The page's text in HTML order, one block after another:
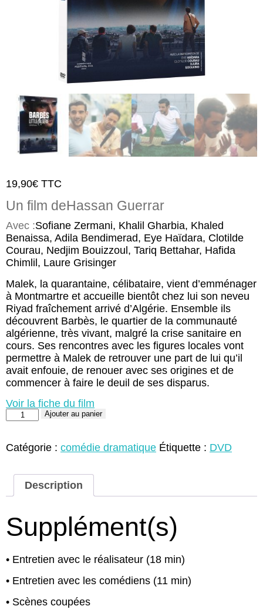
19,90€ TTC
Un film deHassan Guerrar
Avec :Sofiane Zermani, Khalil Gharbia, Khaled
Benaissa, Adila Bendimerad, Eye Haïdara, Clotilde
Courau, Nedjim Bouizzoul, Tariq Bettahar, Hafida
Chimlil, Laure Grisinger
Malek, la quarantaine, célibataire, vient d’emménager
à Montmartre et accueille bientôt chez lui son neveu
Riyad fraîchement arrivé d’Algérie. Ensemble ils
découvrent Barbès, le quartier de la communauté
algérienne, très vivant, malgré la crise sanitaire en
cours. Ses rencontres avec les figures locales vont
permettre à Malek de retrouver une part de lui qu’il
avait enfouie, de renouer avec ses origines et de
commencer à faire le deuil de ses disparus.
Voir la fiche du film
quantité
de
Little
Algérie
Ajouter au panier
Catégorie : comédie dramatique Étiquette : DVD
Description
Supplément(s)
• Entretien avec le réalisateur (18 min)
• Entretien avec les comédiens (11 min)
• Scènes coupées